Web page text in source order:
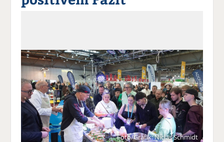
e
b
o
o
k
te
e
n
n k
e
di
n
te
il
e
n
ai
l
v
er
se
n
d
e
n
n
Foto/Grafik: Niclas Schmidt